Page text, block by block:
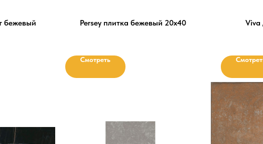
бежевый
Persey плитка бежевый 20х40
Смотреть
Viva